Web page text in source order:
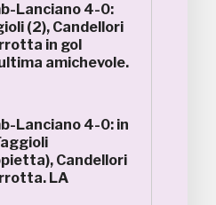
Lanciano 4-0:
(2), Candellori
in gol
amichevole.
Lanciano 4-0: in
Candellori
LA